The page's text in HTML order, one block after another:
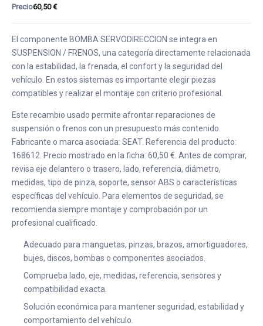
Precio60,50 €
El componente BOMBA SERVODIRECCION se integra en
SUSPENSION / FRENOS, una categoría directamente relacionada
con la estabilidad, la frenada, el confort y la seguridad del
vehículo. En estos sistemas es importante elegir piezas
compatibles y realizar el montaje con criterio profesional.
Este recambio usado permite afrontar reparaciones de
suspensión o frenos con un presupuesto más contenido.
Fabricante o marca asociada: SEAT. Referencia del producto:
168612. Precio mostrado en la ficha: 60,50 €. Antes de comprar,
revisa eje delantero o trasero, lado, referencia, diámetro,
medidas, tipo de pinza, soporte, sensor ABS o características
específicas del vehículo. Para elementos de seguridad, se
recomienda siempre montaje y comprobación por un
profesional cualificado.
Adecuado para manguetas, pinzas, brazos, amortiguadores,
bujes, discos, bombas o componentes asociados.
Comprueba lado, eje, medidas, referencia, sensores y
compatibilidad exacta.
Solución económica para mantener seguridad, estabilidad y
comportamiento del vehículo.